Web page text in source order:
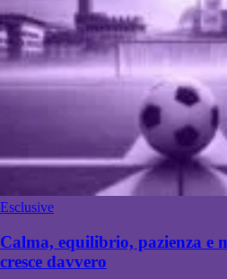
Esclusive
Calma, equilibrio, pazienza e
cresce davvero